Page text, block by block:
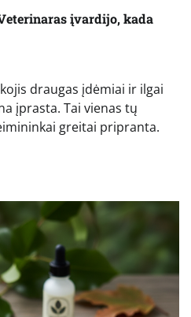
įvardijo, kada
draugas įdėmiai ir ilgai
įprasta. Tai vienas tų
greitai pripranta.